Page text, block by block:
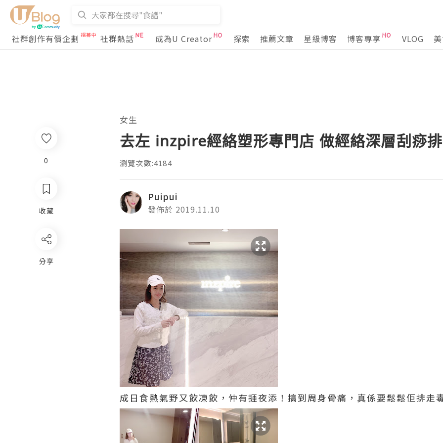
社群創作有價企劃
社群熱話 成為U Creator 探索 推薦文章 星級博客 博客專享 VLOG
女生
去左 inzpire經絡塑形專門店 做經絡深層刮痧
瀏覽次數:4184
Puipui
發佈於 2019.11.10
成日食熱氣野又飲凍飲，仲有捱夜添！搞到周身骨痛，真係要鬆鬆佢排走
0
收藏
分享